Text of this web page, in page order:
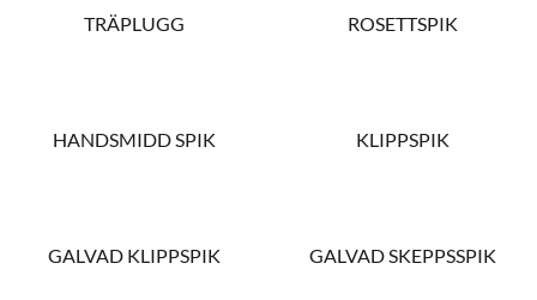
TRÄPLUGG ROSETTSPIK
HANDSMIDD SPIK KLIPPSPIK
GALVAD KLIPPSPIK GALVAD SKEPPSSPIK